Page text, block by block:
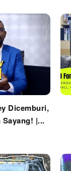
Dicemburi,
|...